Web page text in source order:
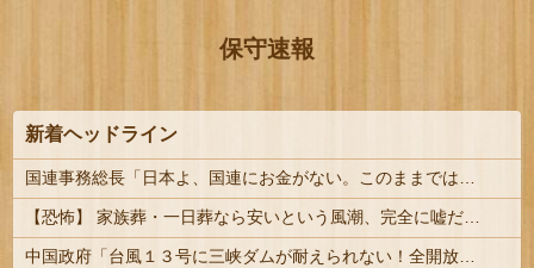
保守速報
新着ヘッドライン